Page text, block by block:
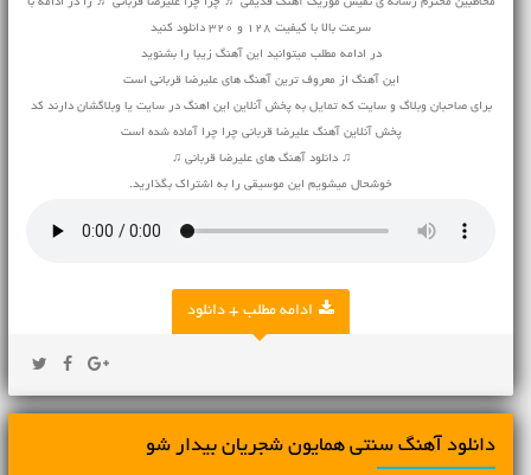
مخاطبین محترم رسانه ی نفیس موزیک آهنگ قدیمی ♬ چرا چرا علیرضا قربانی ♬ را در ادامه با
سرعت بالا با کیفیت 128 و 320 دانلود کنید
در ادامه مطلب میتوانید این آهنگ زیبا را بشنوید
این آهنگ از معروف ترین آهنگ های علیرضا قربانی است
برای صاحبان وبلاگ و سایت که تمایل به پخش آنلاین این اهنگ در سایت یا وبلاگشان دارند کد
پخش آنلاین آهنگ علیرضا قربانی چرا چرا آماده شده است
♫ دانلود آهنگ های علیرضا قربانی ♫
خوشحال میشویم این موسیقی را به اشتراک بگذارید.
ادامه مطلب + دانلود
دانلود آهنگ سنتی همایون شجریان بیدار شو